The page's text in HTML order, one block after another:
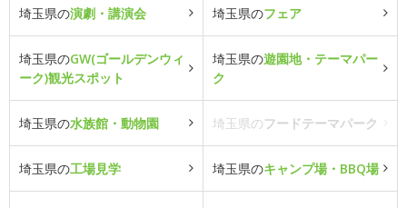
埼玉県の演劇・講演会 埼玉県のフェア
埼玉県のGW(ゴールデンウィ
ーク)観光スポット
埼玉県の遊園地・テーマパー
ク
埼玉県の水族館・動物園 埼玉県のフードテーマパーク
埼玉県の工場見学 埼玉県のキャンプ場・BBQ場